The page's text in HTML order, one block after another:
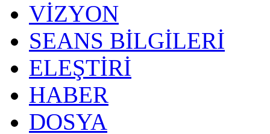
VİZYON
SEANS BİLGİLERİ
ELEŞTİRİ
HABER
DOSYA